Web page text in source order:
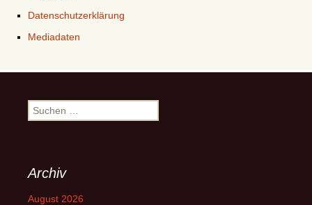
Datenschutzerklärung
Mediadaten
Suchen
nach:
Archiv
August 2026